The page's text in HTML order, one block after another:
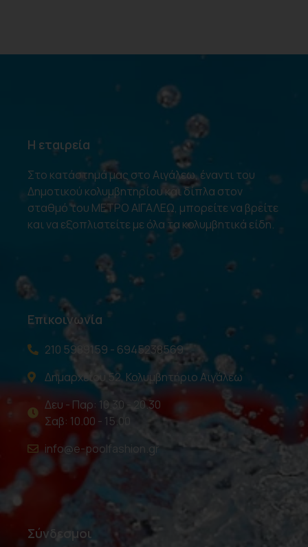
Η εταιρεία
Στο κατάστημά μας στο Αιγάλεω, έναντι του
Δημοτικού κολυμβητηρίου και δίπλα στον
σταθμό του ΜΕΤΡΟ ΑΙΓΑΛΕΩ, μπορείτε να βρείτε
και να εξοπλιστείτε με όλα τα κολυμβητικά είδη.
Επικοινωνία
210 5989159 - 6945238569
Δημαρχείου 52, Κολυμβητήριο Αιγάλεω
Δευ - Παρ: 10.30 - 20.30
Σαβ: 10.00 - 15.00
info@e-poolfashion.gr
Σύνδεσμοι